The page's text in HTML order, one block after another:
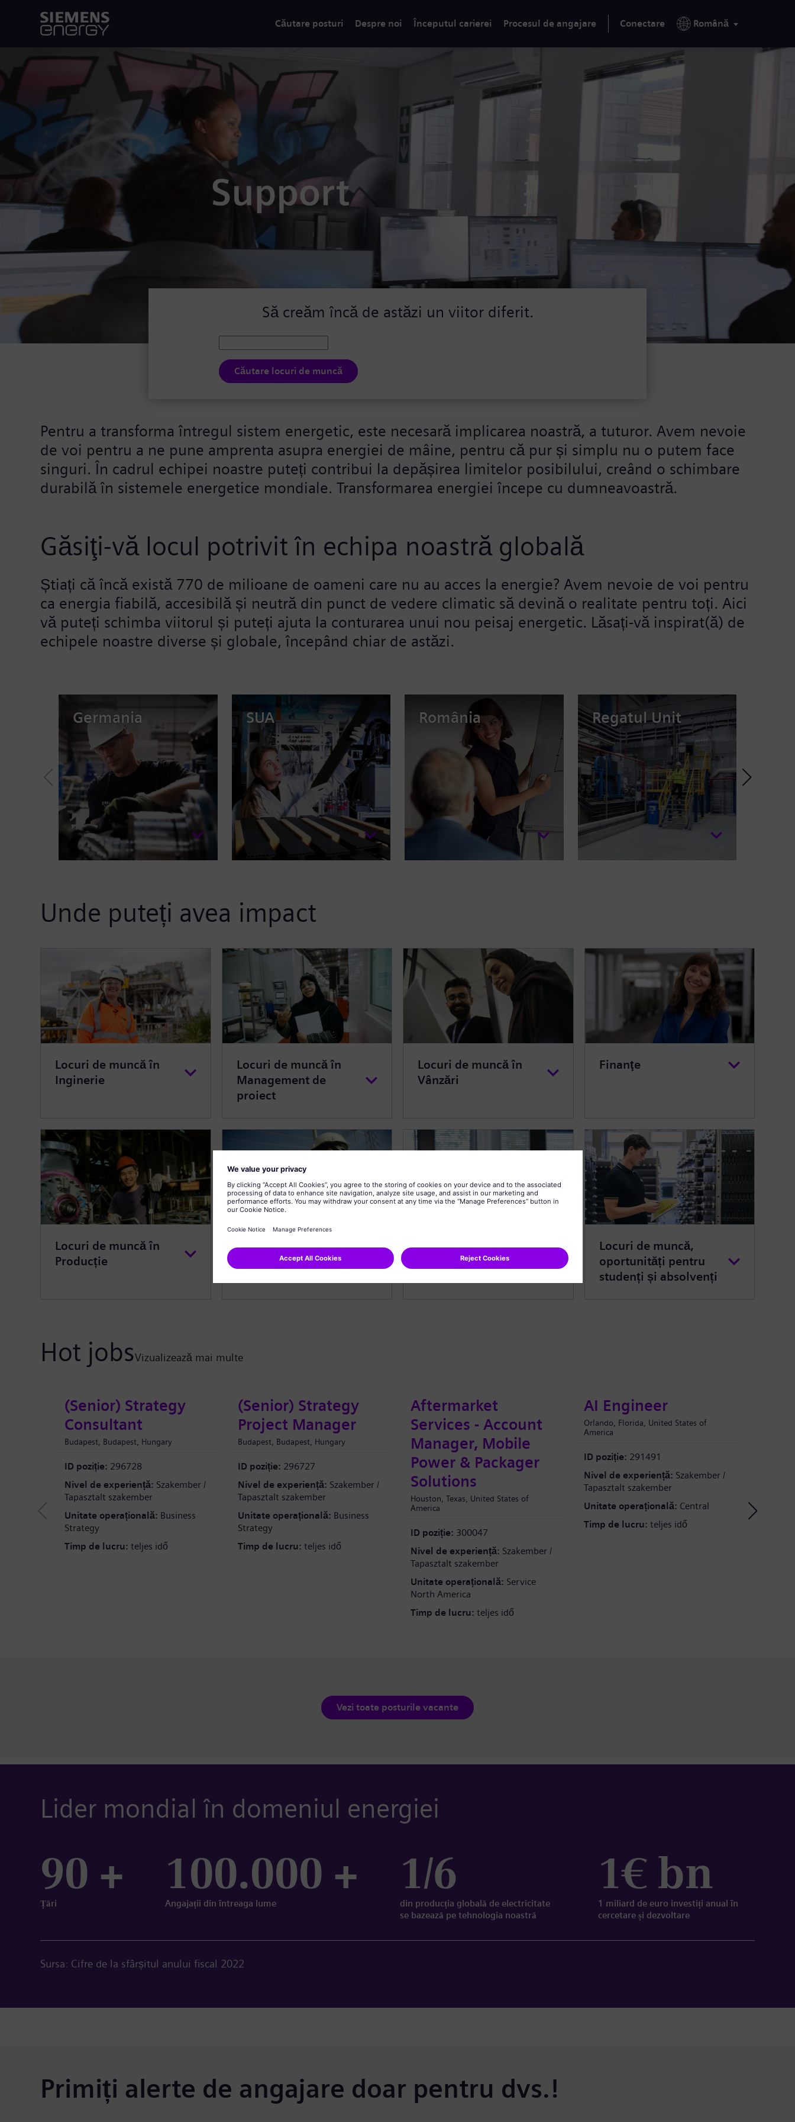
Căutare posturi Despre noi Începutul carierei Procesul de angajare Conectare Română
Să creăm încă de astăzi un viitor diferit.
Căutare locuri de muncă
Pentru a transforma întregul sistem energetic, este necesară implicarea noastră, a tuturor. Avem nevoie
de voi pentru a ne pune amprenta asupra energiei de mâine, pentru că pur și simplu nu o putem face
singuri. În cadrul echipei noastre puteți contribui la depășirea limitelor posibilului, creând o schimbare
durabilă în sistemele energetice mondiale. Transformarea energiei începe cu dumneavoastră.
Găsiţi-vă locul potrivit în echipa noastră globală
Știați că încă există 770 de milioane de oameni care nu au acces la energie? Avem nevoie de voi pentru
ca energia fiabilă, accesibilă și neutră din punct de vedere climatic să devină o realitate pentru toți. Aici
vă puteți schimba viitorul și puteți ajuta la conturarea unui nou peisaj energetic. Lăsați-vă inspirat(ă) de
echipele noastre diverse și globale, începând chiar de astăzi.
Germania SUA România Regatul Unit
Unde puteți avea impact
Locuri de muncă în
Inginerie
Locuri de muncă în
Management de
proiect
Locuri de muncă în
Vânzări
Finanţe
Locuri de muncă în
Producție
Locuri de muncă în
Servicii pentru clienți
Locuri de muncă în
Tehnologia Informației
Locuri de muncă,
oportunități pentru
studenți și absolvenți
Hot jobsVizualizează mai multe
(Senior) Strategy
Consultant
Budapest, Budapest, Hungary
ID poziție: 296728
Nivel de experiență: Szakember /
Tapasztalt szakember
Unitate operațională: Business
Strategy
Timp de lucru: teljes idő
(Senior) Strategy
Project Manager
Budapest, Budapest, Hungary
ID poziție: 296727
Nivel de experiență: Szakember /
Tapasztalt szakember
Unitate operațională: Business
Strategy
Timp de lucru: teljes idő
Aftermarket
Services - Account
Manager, Mobile
Power & Packager
Solutions
Houston, Texas, United States of
America
ID poziție: 300047
Nivel de experiență: Szakember /
Tapasztalt szakember
Unitate operațională: Service
North America
Timp de lucru: teljes idő
AI Engineer
Orlando, Florida, United States of
America
ID poziție: 291491
Nivel de experiență: Szakember /
Tapasztalt szakember
Unitate operațională: Central
Timp de lucru: teljes idő
China
Vezi toate posturile vacante
Lider mondial în domeniul energiei
90 +
Țări
100.000 +
Angajații din întreaga lume
1/6
din producția globală de electricitate
se bazează pe tehnologia noastră
1€ bn
1 miliard de euro investiți anual în
cercetare și dezvoltare
Sursa: Cifre de la sfârșitul anului fiscal 2022
Primiți alerte de angajare doar pentru dvs.!